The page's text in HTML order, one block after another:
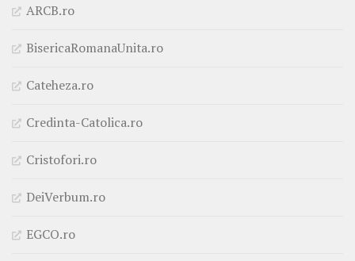
ARCB.ro
BisericaRomanaUnita.ro
Cateheza.ro
Credinta-Catolica.ro
Cristofori.ro
DeiVerbum.ro
EGCO.ro